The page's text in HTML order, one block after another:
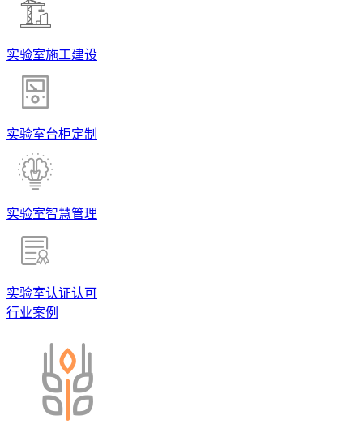
实验室施工建设
实验室台柜定制
实验室智慧管理
实验室认证认可
行业案例